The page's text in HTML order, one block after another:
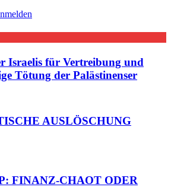
Israelis für Vertreibung und
Tötung der Palästinenser
AUSLÖSCHUNG
FINANZ-CHAOT ODER